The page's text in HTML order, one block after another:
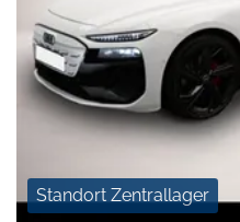
Standort Zentrallager